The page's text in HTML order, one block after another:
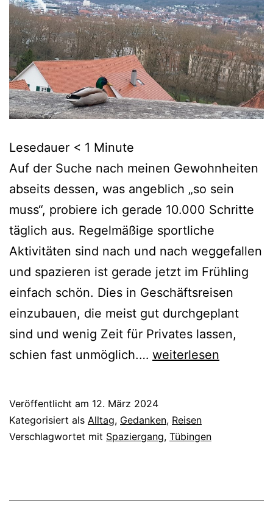
Lesedauer < 1 Minute
Auf der Suche nach meinen Gewohnheiten
abseits dessen, was angeblich „so sein
muss“, probiere ich gerade 10.000 Schritte
täglich aus. Regelmäßige sportliche
Aktivitäten sind nach und nach weggefallen
und spazieren ist gerade jetzt im Frühling
einfach schön. Dies in Geschäftsreisen
einzubauen, die meist gut durchgeplant
sind und wenig Zeit für Privates lassen,
schien fast unmöglich.… Spaziergang
weiterlesen
Veröffentlicht am 12. März 2024
Kategorisiert als Alltag, Gedanken, Reisen
Verschlagwortet mit Spaziergang, Tübingen